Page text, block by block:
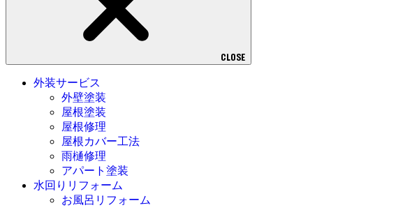
CLOSE
外装サービス
外壁塗装
屋根塗装
屋根修理
屋根カバー工法
雨樋修理
アパート塗装
水回りリフォーム
お風呂リフォーム